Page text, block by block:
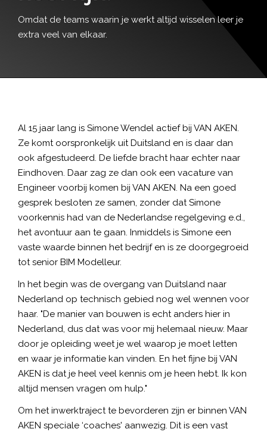
Omdat de teams waarin je werkt altijd wisselen leer je
extra veel van elkaar.
Al 15 jaar lang is Simone Wendel actief bij VAN AKEN.
Ze komt oorspronkelijk uit Duitsland en is daar dan
ook afgestudeerd. De liefde bracht haar echter naar
Eindhoven. Daar zag ze dan ook een vacature van
Engineer voorbij komen bij VAN AKEN. Na een goed
gesprek besloten ze samen, zonder dat Simone
voorkennis had van de Nederlandse regelgeving e.d.,
het avontuur aan te gaan. Inmiddels is Simone een
vaste waarde binnen het bedrijf en is ze doorgegroeid
tot senior BIM Modelleur.
In het begin was de overgang van Duitsland naar
Nederland op technisch gebied nog wel wennen voor
haar. "De manier van bouwen is echt anders hier in
Nederland, dus dat was voor mij helemaal nieuw. Maar
door je opleiding weet je wel waarop je moet letten
en waar je informatie kan vinden. En het fijne bij VAN
AKEN is dat je heel veel kennis om je heen hebt. Ik kon
altijd mensen vragen om hulp."
Om het inwerktraject te bevorderen zijn er binnen VAN
AKEN speciale ‘coaches' aanwezig. Dit is een vast